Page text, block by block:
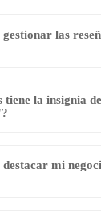
las
tiene la insignia de
destacar mi